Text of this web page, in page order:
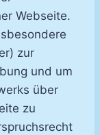
Webseite.
zur
und um
über
zu